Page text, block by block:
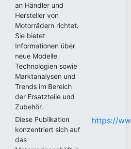
an Händler und
Hersteller von
Motorrädern richtet.
Sie bietet
Informationen über
neue Modelle
Technologien sowie
Marktanalysen und
Trends im Bereich
der Ersatzteile und
Zubehör.
Diese Publikation
konzentriert sich auf
das
https://